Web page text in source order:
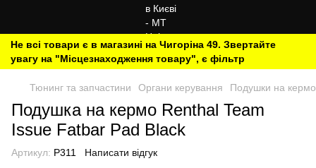
Не всі товари є в магазині на Чигоріна 49. Звертайте
увагу на "Місцезнаходження товару", є фільтр
Тюнинг та запчастини Органи керування Подушки на кермо
Подушка на кермо Renthal Team
Issue Fatbar Pad Black
Артикул: P311 Написати відгук